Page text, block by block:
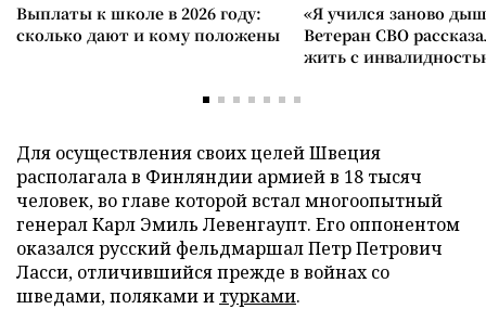
Выплаты к школе в 2026 году:
сколько дают и кому положены
«Я учился заново
Ветеран СВО
жить с
Для осуществления своих целей Швеция
располагала в Финляндии армией в 18 тысяч
человек, во главе которой встал многоопытный
генерал Карл Эмиль Левенгаупт. Его оппонентом
оказался русский фельдмаршал Петр Петрович
Ласси, отличившийся прежде в войнах со
шведами, поляками и турками.